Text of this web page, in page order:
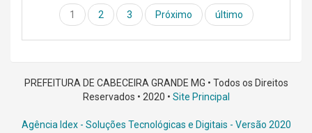
1 2 3 Próximo último
PREFEITURA DE CABECEIRA GRANDE MG • Todos os Direitos
Reservados • 2020 • Site Principal
Agência Idex - Soluções Tecnológicas e Digitais - Versão 2020